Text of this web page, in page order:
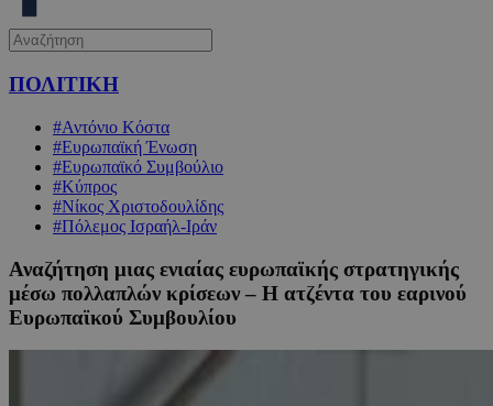
ΠΟΛΙΤΙΚΗ
#Αντόνιο Κόστα
#Ευρωπαϊκή Ένωση
#Ευρωπαϊκό Συμβούλιο
#Κύπρος
#Νίκος Χριστοδουλίδης
#Πόλεμος Ισραήλ-Ιράν
Αναζήτηση μιας ενιαίας ευρωπαϊκής στρατηγικής
μέσω πολλαπλών κρίσεων – Η ατζέντα του εαρινού
Ευρωπαϊκού Συμβουλίου